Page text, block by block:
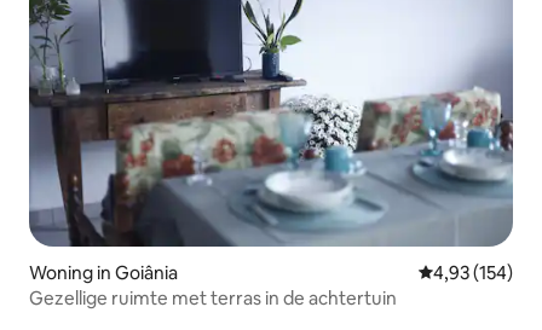
Woning in Goiânia Gemiddelde
4,93 (154)
Gezellige ruimte met terras in de achtertuin